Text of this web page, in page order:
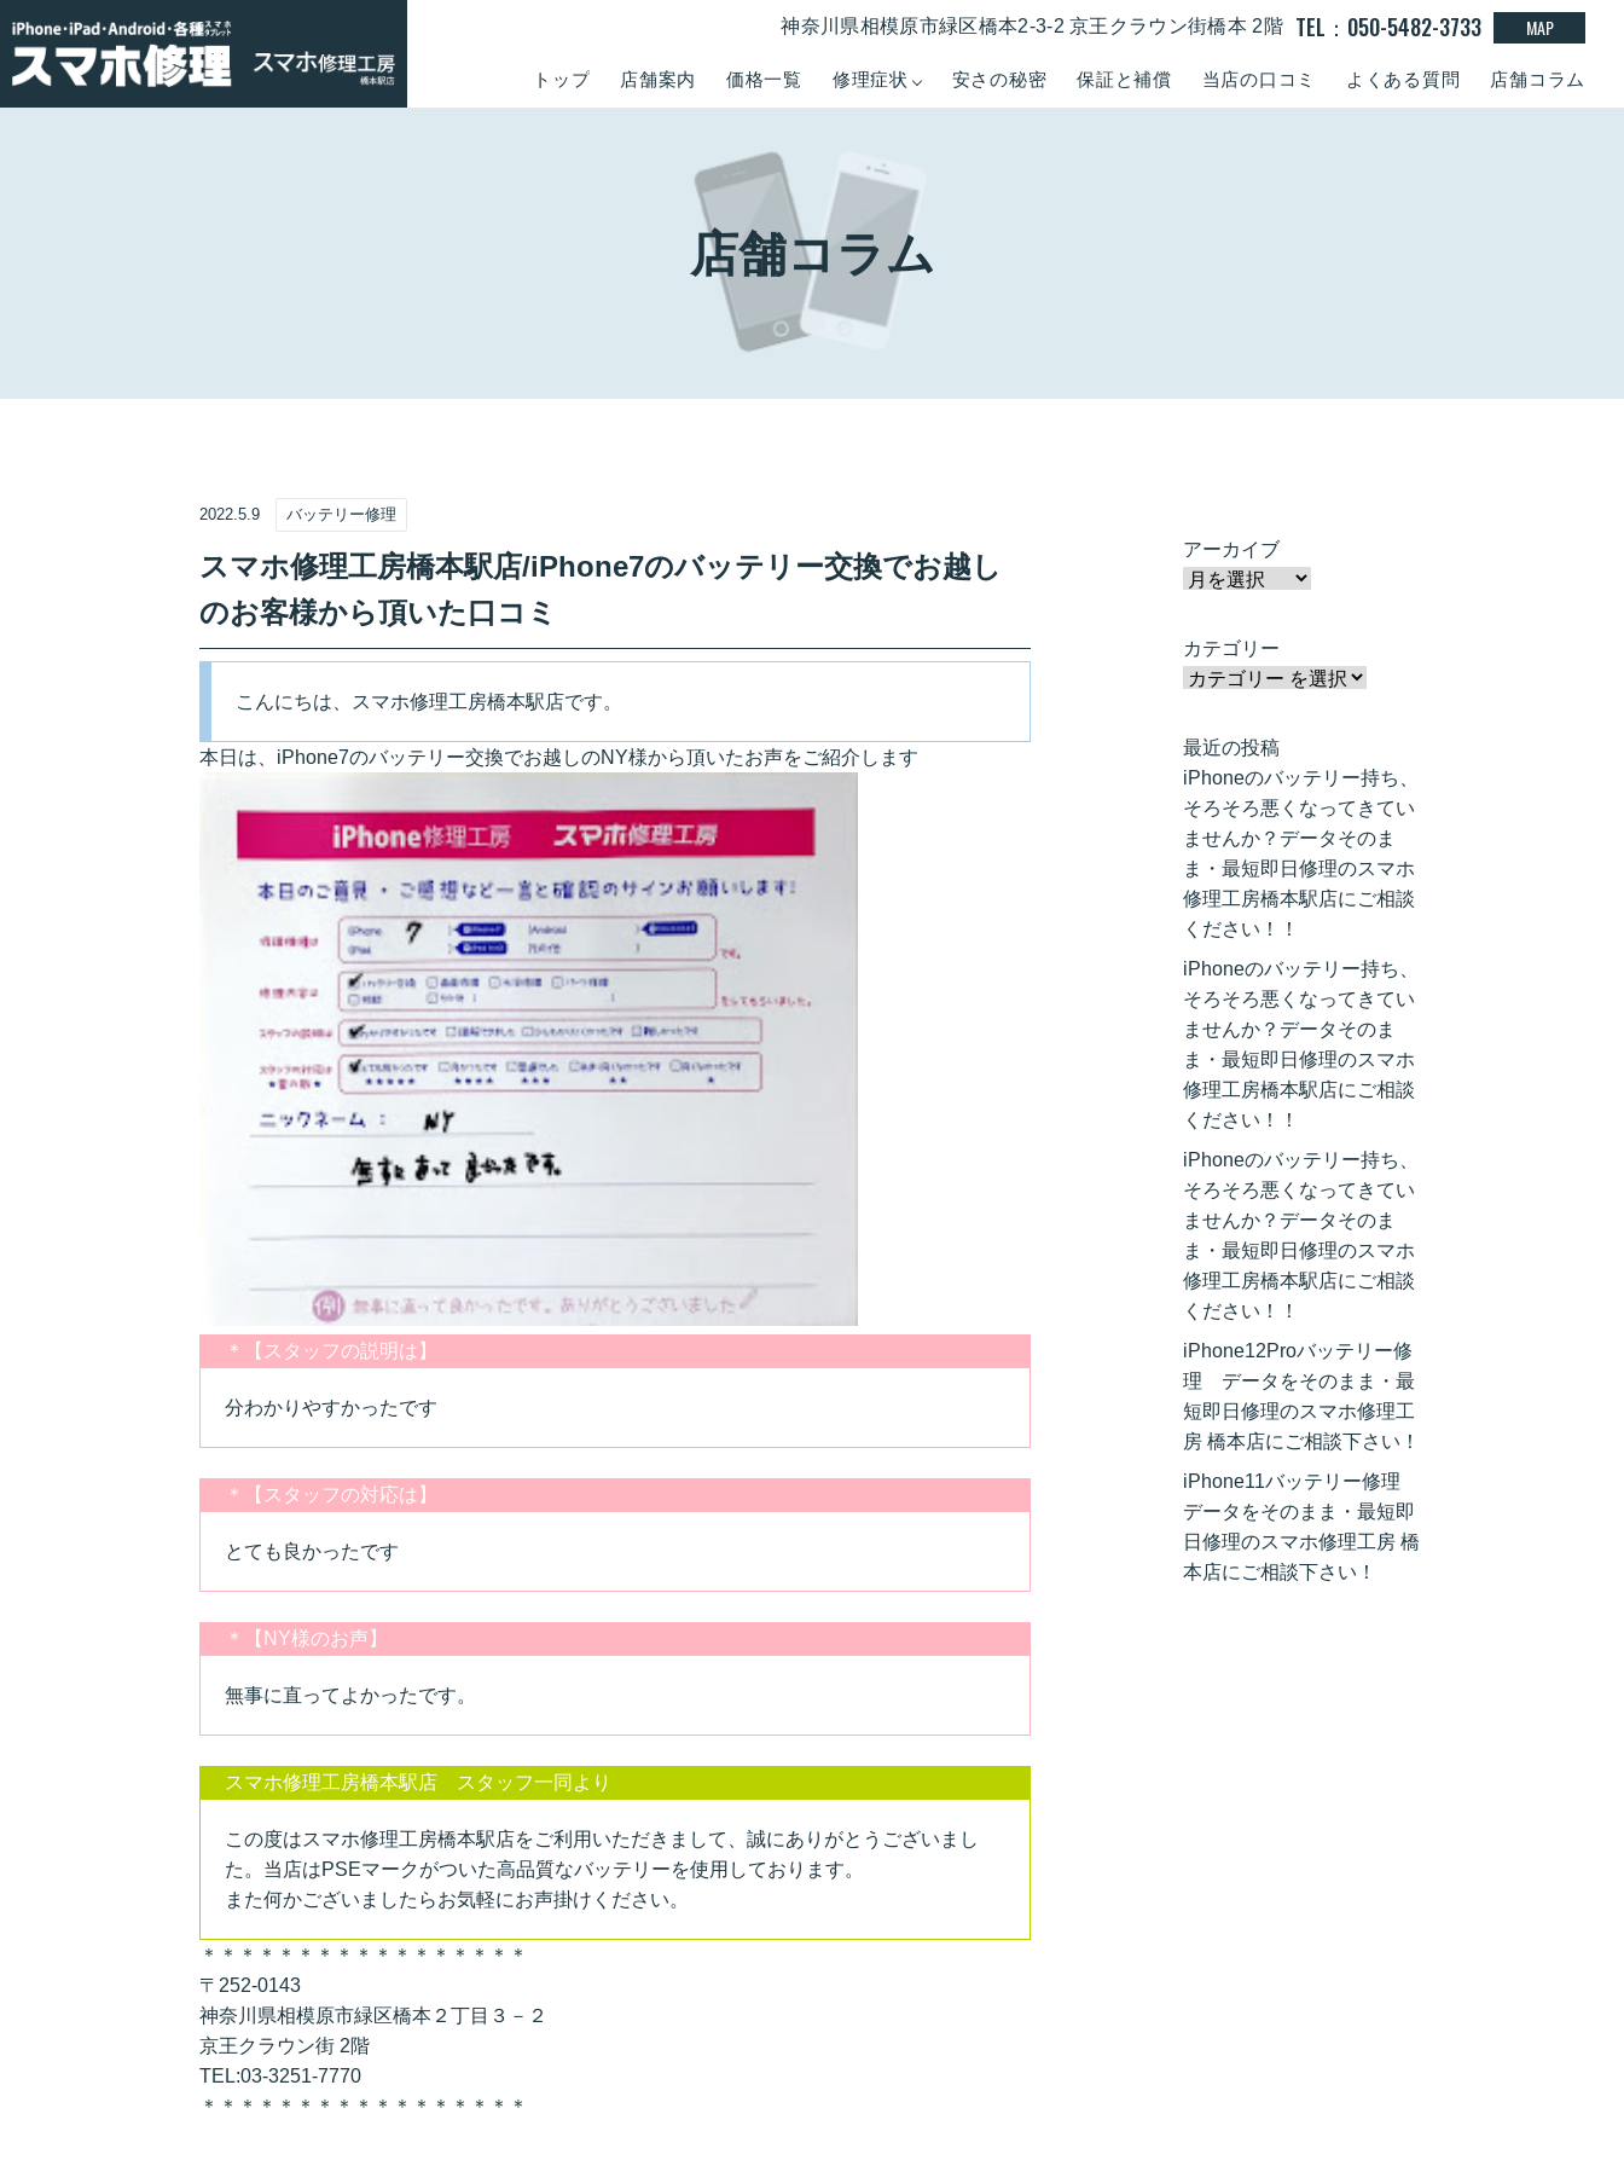
トップ 店舗案内 価格一覧 修理症状 安さの秘密 保証と補償 当店の口コミ よくある質問 店舗コラム
神奈川県相模原市緑区橋本2-3-2 京王クラウン街橋本 2階 TEL：050-5482-3733 MAP
店舗コラム
2022.5.9 バッテリー修理
スマホ修理工房橋本駅店/iPhone7のバッテリー交換でお越し
のお客様から頂いた口コミ
こんにちは、スマホ修理工房橋本駅店です。
本日は、iPhone7のバッテリー交換でお越しのNY様から頂いたお声をご紹介します
＊【スタッフの説明は】
分わかりやすかったです
＊【スタッフの対応は】
とても良かったです
＊【NY様のお声】
無事に直ってよかったです。
スマホ修理工房橋本駅店 スタッフ一同より
この度はスマホ修理工房橋本駅店をご利用いただきまして、誠にありがとうございまし
た。当店はPSEマークがついた高品質なバッテリーを使用しております。
また何かございましたらお気軽にお声掛けください。
＊＊＊＊＊＊＊＊＊＊＊＊＊＊＊＊＊
〒252-0143
神奈川県相模原市緑区橋本２丁目３－２
京王クラウン街 2階
TEL:03-3251-7770
＊＊＊＊＊＊＊＊＊＊＊＊＊＊＊＊＊
アーカイブ
カテゴリー
最近の投稿
iPhoneのバッテリー持ち、
そろそろ悪くなってきてい
ませんか？データそのま
ま・最短即日修理のスマホ
修理工房橋本駅店にご相談
ください！！
iPhoneのバッテリー持ち、
そろそろ悪くなってきてい
ませんか？データそのま
ま・最短即日修理のスマホ
修理工房橋本駅店にご相談
ください！！
iPhoneのバッテリー持ち、
そろそろ悪くなってきてい
ませんか？データそのま
ま・最短即日修理のスマホ
修理工房橋本駅店にご相談
ください！！
iPhone12Proバッテリー修
理 データをそのまま・最
短即日修理のスマホ修理工
房 橋本店にご相談下さい！
iPhone11バッテリー修理
データをそのまま・最短即
日修理のスマホ修理工房 橋
本店にご相談下さい！